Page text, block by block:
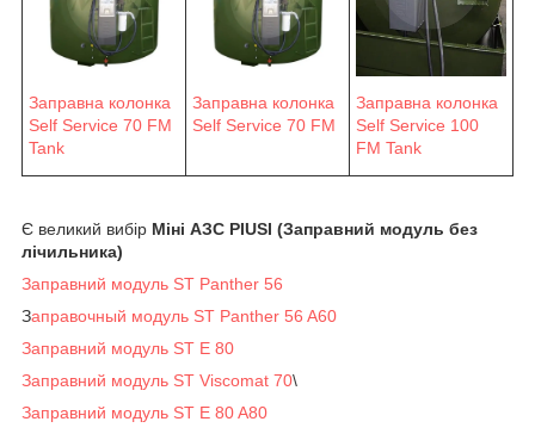
Заправна колонка
Self Service 70 FM
Tank
Заправна колонка
Self Service 70 FM
Заправна колонка
Self Service 100
FM Tank
Є великий вибір Міні АЗС PIUSI (Заправний модуль без
лічильника)
Заправний модуль ST Panther 56
Заправочный модуль ST Panther 56 A60
Заправний модуль ST E 80
Заправний модуль ST Viscomat 70\
Заправний модуль ST E 80 A80